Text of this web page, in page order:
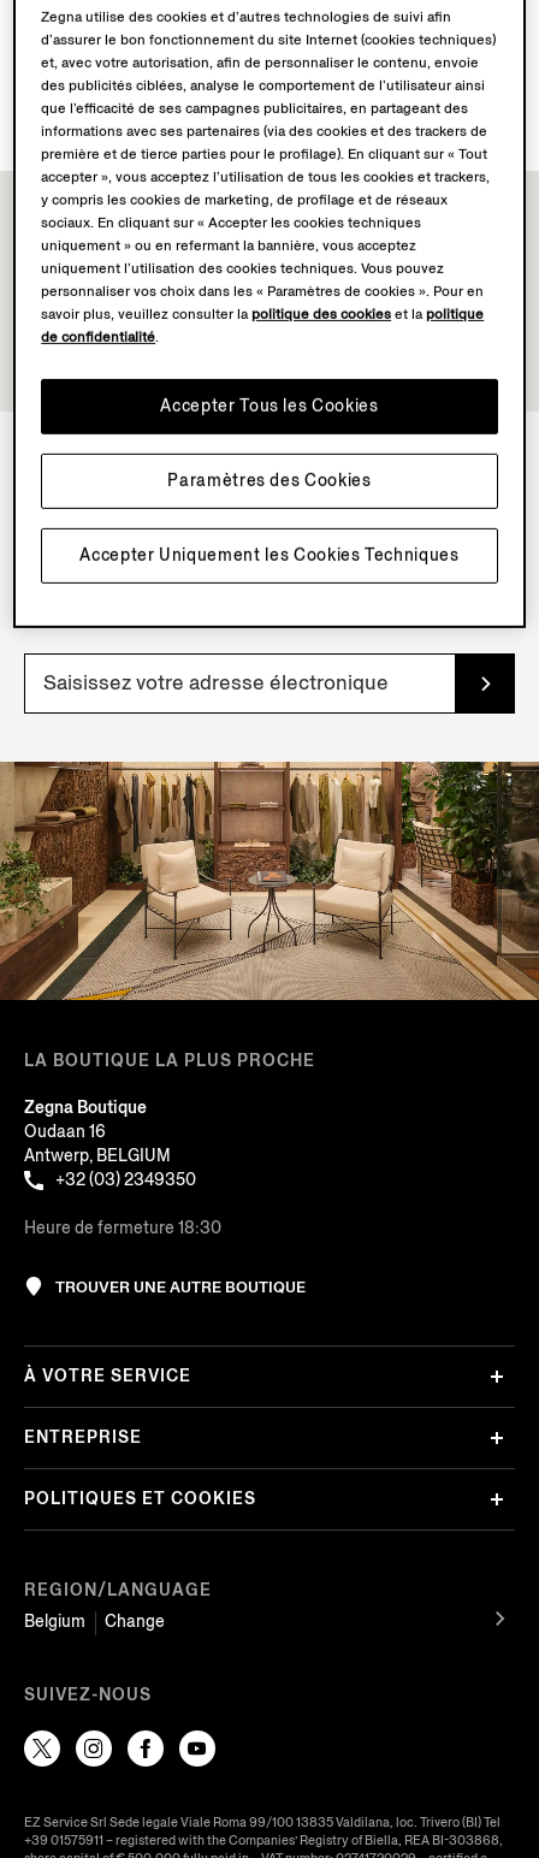
SERVICES DISPONIBLES
Livraison en boutique non disponible.
Retours en boutique disponibles. En savoir plusici.
NEWSLETTER
Inscrivez-vous à notre newsletter pour profiter de
contenus, d’offres et de services exclusifs et découvrir
LA BOUTIQUE LA PLUS PROCHE
Zegna Boutique
Oudaan 16
Antwerp, BELGIUM
+32 (03) 2349350
Heure de fermeture 18:30
TROUVER UNE AUTRE BOUTIQUE
REGION/LANGUAGE
Belgium
Change
À VOTRE SERVICE
ENTREPRISE
POLITIQUES ET COOKIES
SUIVEZ-NOUS
EZ Service Srl Sede legale Viale Roma 99/100 13835 Valdilana, loc. Trivero (BI) Tel
+39 01575911 – registered with the Companies’ Registry of Biella, REA BI-303868,
Zegna utilise des cookies et d’autres technologies de suivi afin
d’assurer le bon fonctionnement du site Internet (cookies techniques)
et, avec votre autorisation, afin de personnaliser le contenu, envoie
des publicités ciblées, analyse le comportement de l’utilisateur ainsi
que l’efficacité de ses campagnes publicitaires, en partageant des
informations avec ses partenaires (via des cookies et des trackers de
première et de tierce parties pour le profilage). En cliquant sur « Tout
accepter », vous acceptez l’utilisation de tous les cookies et trackers,
y compris les cookies de marketing, de profilage et de réseaux
sociaux. En cliquant sur « Accepter les cookies techniques
uniquement » ou en refermant la bannière, vous acceptez
uniquement l’utilisation des cookies techniques. Vous pouvez
personnaliser vos choix dans les « Paramètres de cookies ». Pour en
savoir plus, veuillez consulter lapolitique des cookies et lapolitique
de confidentialité.
Accepter Uniquement les Cookies Techniques
Accepter Tous les Cookies
Paramètres des Cookies